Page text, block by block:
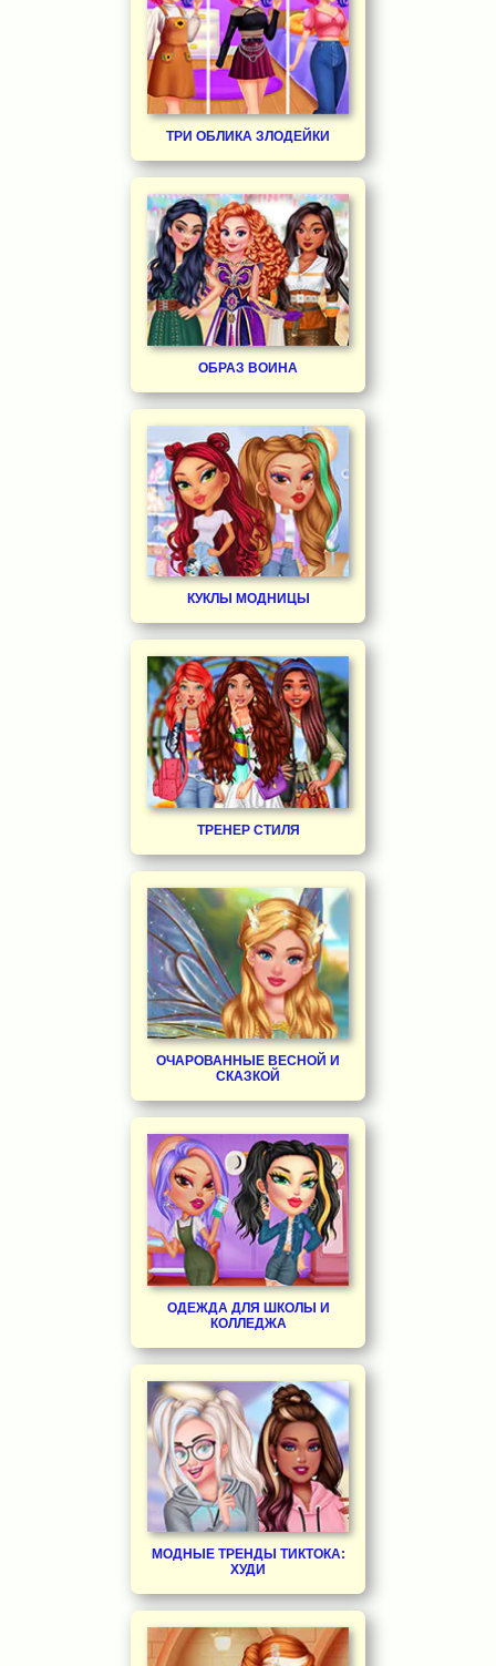
ТРИ ОБЛИКА ЗЛОДЕЙКИ
ОБРАЗ ВОИНА
КУКЛЫ МОДНИЦЫ
ТРЕНЕР СТИЛЯ
ОЧАРОВАННЫЕ ВЕСНОЙ И
СКАЗКОЙ
ОДЕЖДА ДЛЯ ШКОЛЫ И
КОЛЛЕДЖА
МОДНЫЕ ТРЕНДЫ ТИКТОКА:
ХУДИ